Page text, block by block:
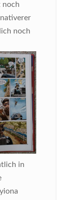
noch
noch
in